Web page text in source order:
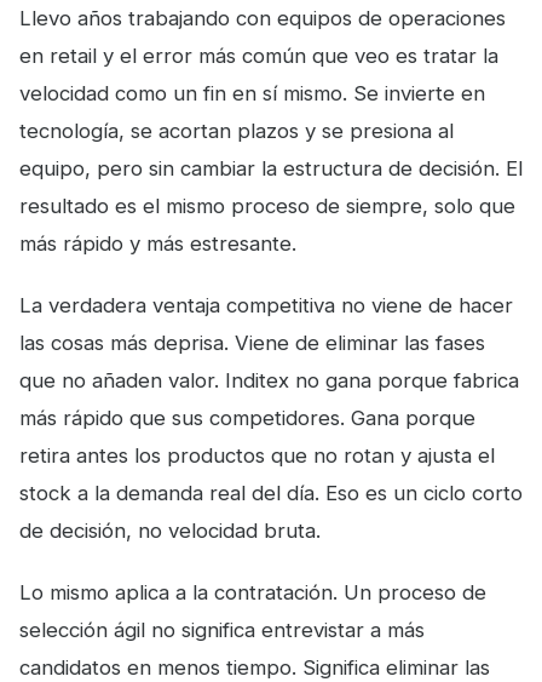
Llevo años trabajando con equipos de operaciones
en retail y el error más común que veo es tratar la
velocidad como un fin en sí mismo. Se invierte en
tecnología, se acortan plazos y se presiona al
equipo, pero sin cambiar la estructura de decisión. El
resultado es el mismo proceso de siempre, solo que
más rápido y más estresante.
La verdadera ventaja competitiva no viene de hacer
las cosas más deprisa. Viene de eliminar las fases
que no añaden valor. Inditex no gana porque fabrica
más rápido que sus competidores. Gana porque
retira antes los productos que no rotan y ajusta el
stock a la demanda real del día. Eso es un ciclo corto
de decisión, no velocidad bruta.
Lo mismo aplica a la contratación. Un proceso de
selección ágil no significa entrevistar a más
candidatos en menos tiempo. Significa eliminar las